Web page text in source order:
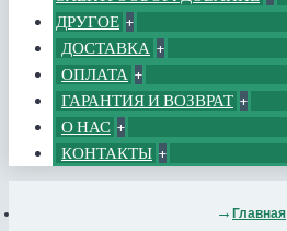
ДРУГОЕ +
ДОСТАВКА +
ОПЛАТА +
ГАРАНТИЯ И ВОЗВРАТ +
О НАС +
КОНТАКТЫ +
Главная